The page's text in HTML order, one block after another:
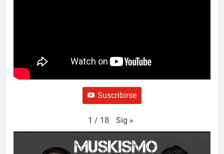
Suscribirse
1 / 18 Sig »